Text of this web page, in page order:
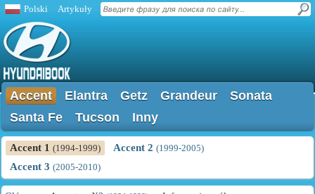
Polski Artykuły
Accent Elantra Getz Grandeur
Sonata
Santa Fe
Tucson Inny
Accent 1 (1994-1999) Accent 2 (1999-2005)
Accent 3 (2005-2010)